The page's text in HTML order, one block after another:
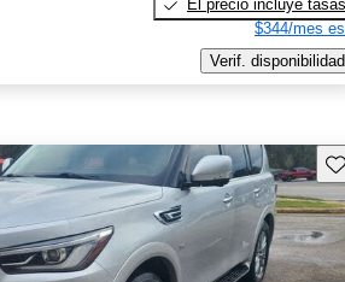
El precio incluye tasas
$344/mes
Verif. disponibilidad